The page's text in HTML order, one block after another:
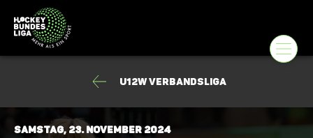
U12w Verbandsliga
Samstag, 23. November 2024